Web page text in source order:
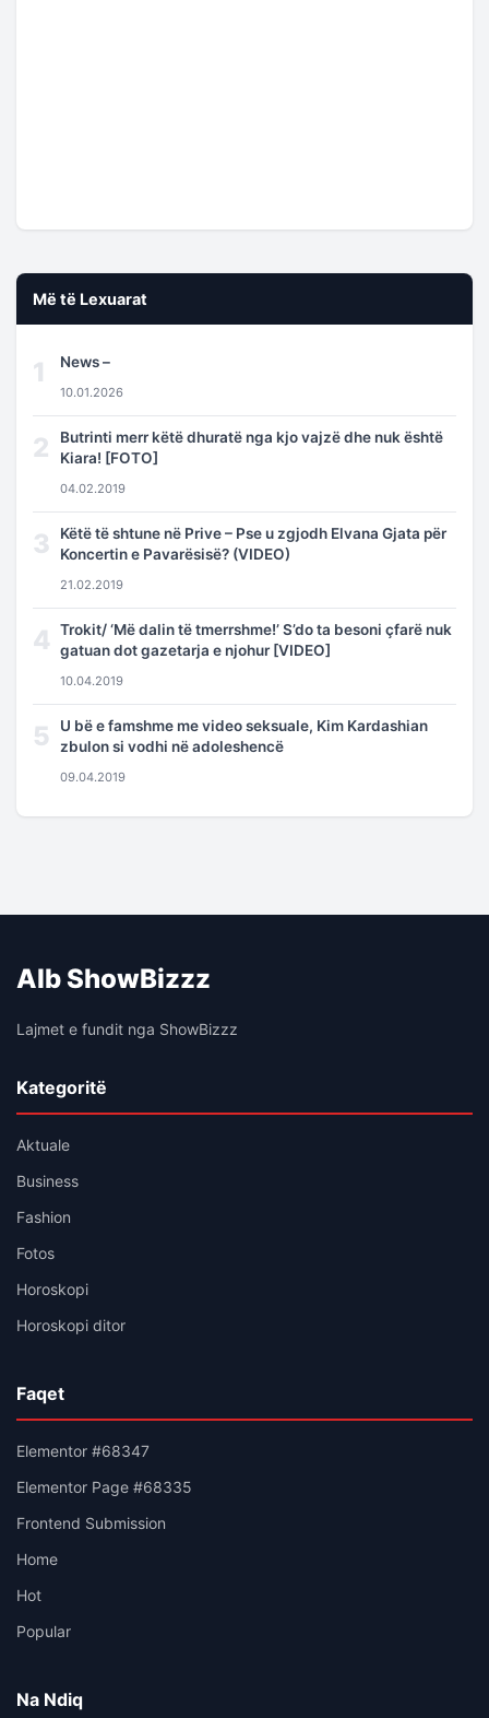
Më të Lexuarat
1 News –
10.01.2026
2
Butrinti merr këtë dhuratë nga kjo vajzë dhe nuk është
Kiara! [FOTO]
04.02.2019
3
Këtë të shtune në Prive – Pse u zgjodh Elvana Gjata për
Koncertin e Pavarësisë? (VIDEO)
21.02.2019
4
Trokit/ ‘Më dalin të tmerrshme!’ S’do ta besoni çfarë nuk
gatuan dot gazetarja e njohur [VIDEO]
10.04.2019
5
U bë e famshme me video seksuale, Kim Kardashian
zbulon si vodhi në adoleshencë
09.04.2019
Alb ShowBizzz
Lajmet e fundit nga ShowBizzz
Kategoritë
Aktuale
Business
Fashion
Fotos
Horoskopi
Horoskopi ditor
Faqet
Elementor #68347
Elementor Page #68335
Frontend Submission
Home
Hot
Popular
Na Ndiq